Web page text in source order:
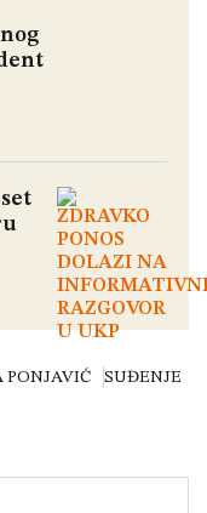
PONJAVIĆ SUĐENJE